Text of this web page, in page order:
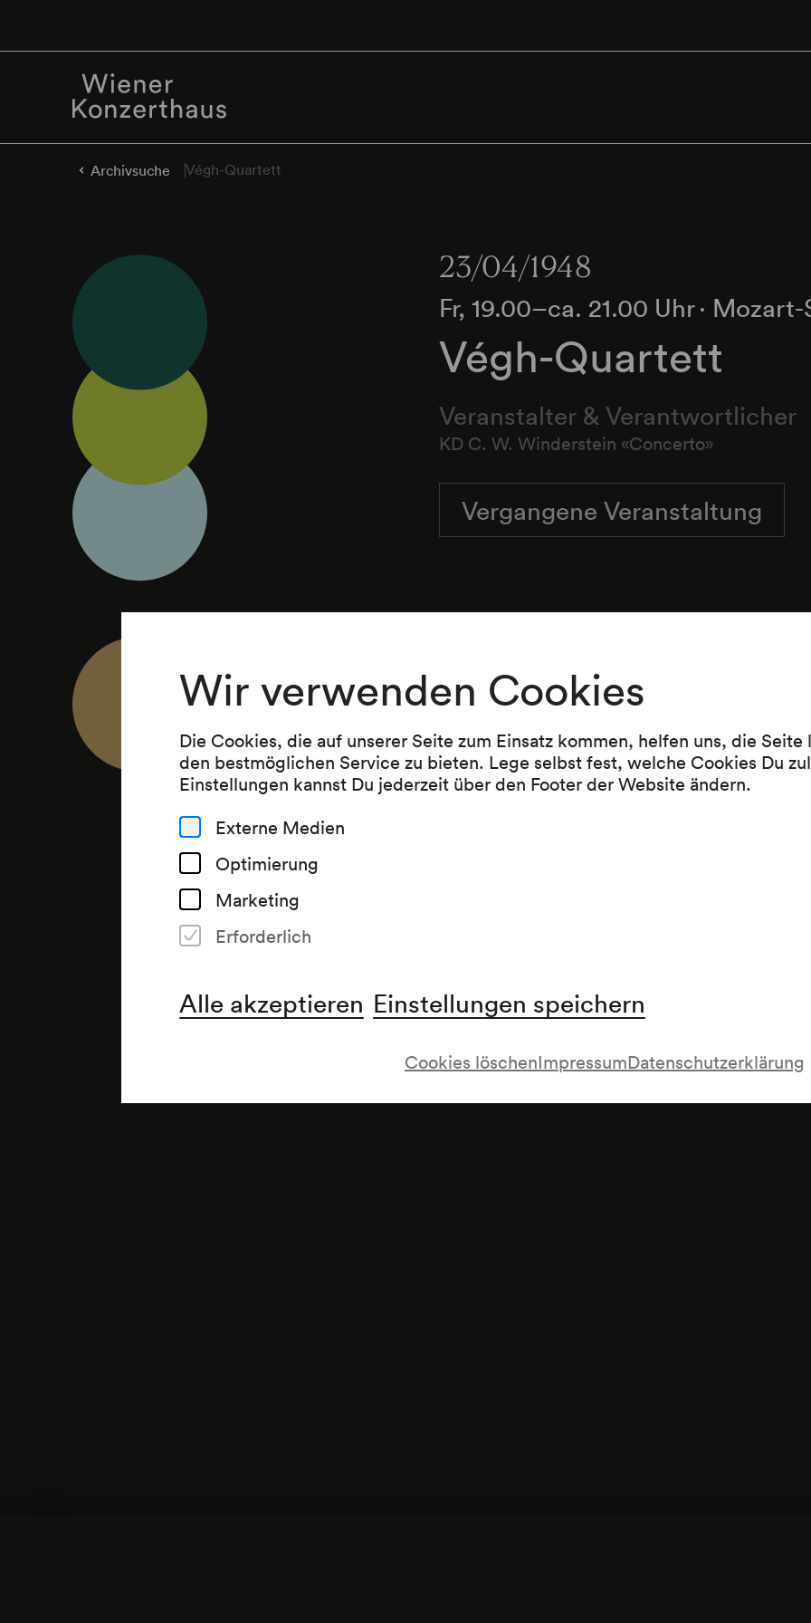
Wir verwenden Cookies
Die Cookies, die auf unserer Seite zum Einsatz kommen, helfen uns, die Seite
den bestmöglichen Service zu bieten. Lege selbst fest, welche Cookies Du
Einstellungen kannst Du jederzeit über den Footer der Website ändern.
Externe Medien
Optimierung
Marketing
Erforderlich
Alle akzeptieren Einstellungen speichern
Cookies löschenImpressumDatenschutzerklärung
Archivsuche Végh-Quartett
23/04/1948
Fr, 19.00–ca. 21.00 Uhr∙ Mozart-
Végh-Quartett
Veranstalter & Verantwortlicher
KD C. W. Winderstein «Concerto»
Vergangene Veranstaltung
Anmerkung
Landesbibliothek;